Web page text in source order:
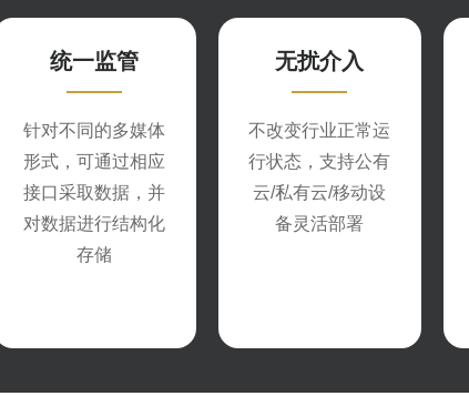
统一监管
针对不同的多媒体
形式，可通过相应
接口采取数据，并
对数据进行结构化
存储
无扰介入
不改变行业正常运
行状态，支持公有
云/私有云/移动设
备灵活部署